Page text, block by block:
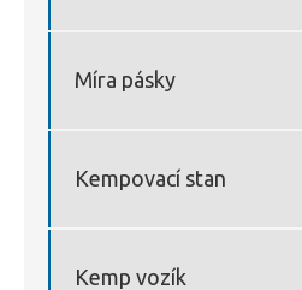
Míra pásky
Kempovací stan
Kemp vozík